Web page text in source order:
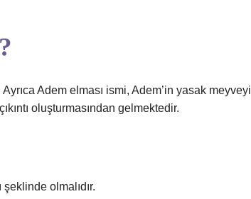
Adem elması ismi, Adem’in yasak meyveyi
oluşturmasından gelmektedir.
olmalıdır.